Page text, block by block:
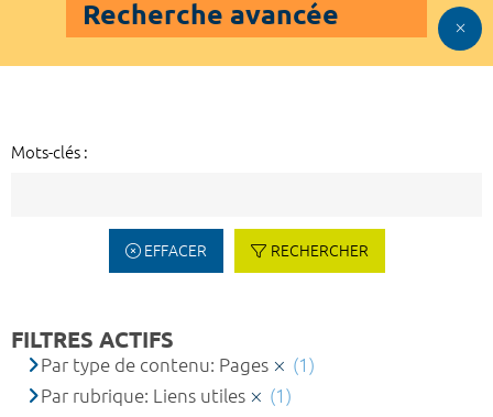
Recherche avancée
Mots-clés :
EFFACER RECHERCHER
FILTRES ACTIFS
Par type de contenu: Pages
(1)
Par rubrique: Liens utiles
(1)